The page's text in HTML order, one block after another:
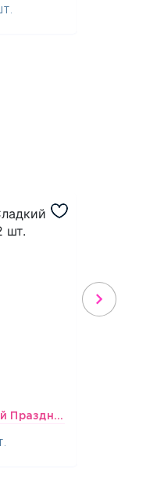
Спираль HB Сладкий Праздник, 12 шт.